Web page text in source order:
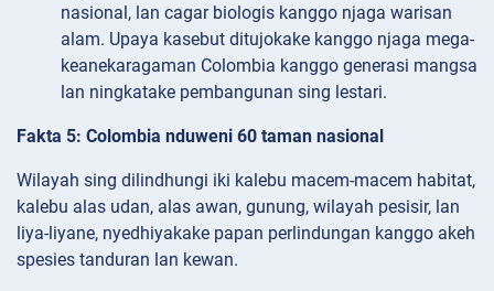
nasional, lan cagar biologis kanggo njaga warisan
alam. Upaya kasebut ditujokake kanggo njaga mega-
keanekaragaman Colombia kanggo generasi mangsa
lan ningkatake pembangunan sing lestari.
Fakta 5: Colombia nduweni 60 taman nasional
Wilayah sing dilindhungi iki kalebu macem-macem habitat,
kalebu alas udan, alas awan, gunung, wilayah pesisir, lan
liya-liyane, nyedhiyakake papan perlindungan kanggo akeh
spesies tanduran lan kewan.